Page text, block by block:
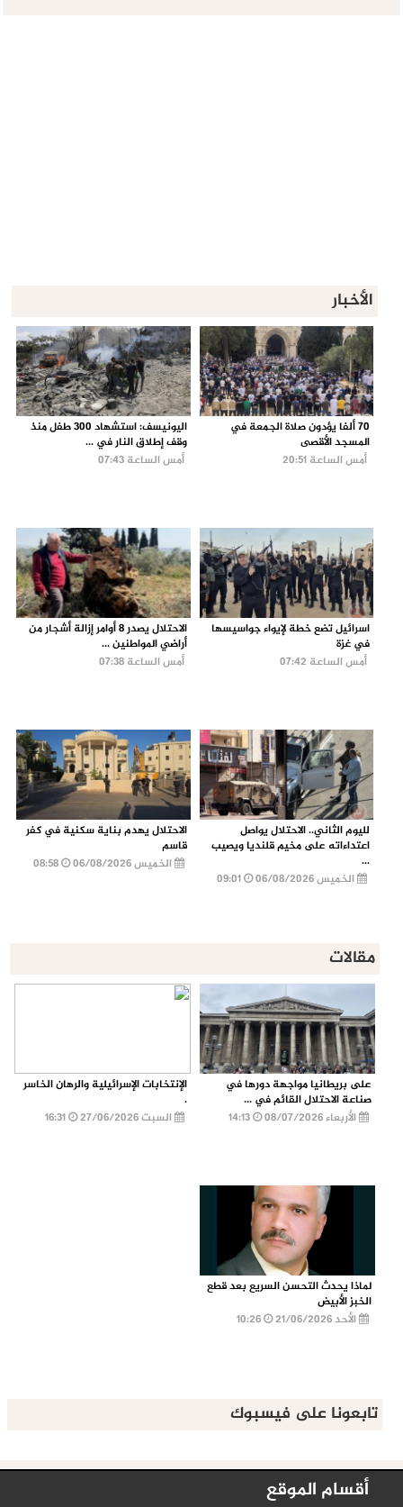
الأخبار
70 ألفا يؤدون صلاة الجمعة في
المسجد الأقصى
أمس الساعة 20:51
اليونيسف: استشهاد 300 طفل منذ
وقف إطلاق النار في ...
أمس الساعة 07:43
اسرائيل تضع خطة لإيواء جواسيسها
في غزة
أمس الساعة 07:42
الاحتلال يصدر 8 أوامر إزالة أشجار من
أراضي المواطنين ...
أمس الساعة 07:38
لليوم الثاني.. الاحتلال يواصل
اعتداءاته على مخيم قلنديا ويصيب
...
الخميس 06/08/2026
الاحتلال يهدم بناية سكنية في كفر
قاسم
الخميس 06/08/2026
08:58
مقالات
على بريطانيا مواجهة دورها في
صناعة الاحتلال القائم في ...
الأربعاء 08/07/2026
الإنتخابات الإسرائيلية والرهان الخاسر
.
السبت 27/06/2026
16:31
لماذا يحدث التحسن السريع بعد قطع
الخبز الأبيض
الأحد 21/06/2026
تابعونا على فيسبوك
أقسام الموقع